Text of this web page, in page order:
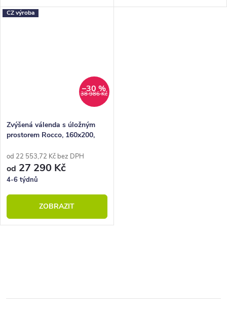
line, která nabízí postele a
příslušenství z kvalitního
CZ výroba
38 986 Kč
–30 %
Zvýšená válenda s úložným
prostorem Rocco, 160x200,
od 22 553,72 Kč bez DPH
od 27 290 Kč
4-6 týdnů
ZOBRAZIT
á